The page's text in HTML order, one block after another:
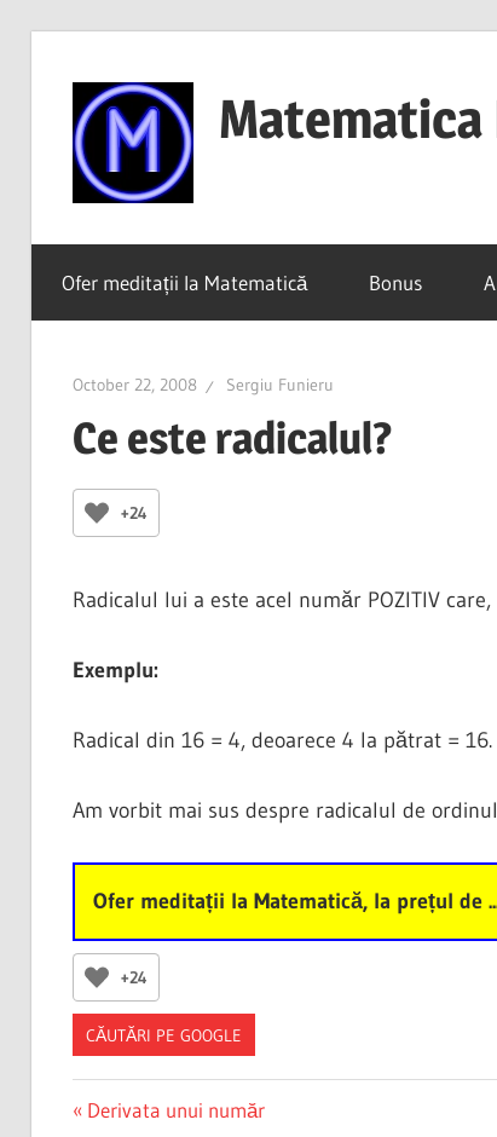
content
Matematica
ales
dacă
o
Ofer meditații la Matematică Bonus
October 22, 2008 Sergiu Funieru
Ce este radicalul?
+24
Radicalul lui a este acel număr POZITIV
Exemplu:
Radical din 16 = 4, deoarece 4 la pătrat = 16.
Am vorbit mai sus despre radicalul de
Ofer meditații la Matematică, la prețul de
+24
CĂUTĂRI PE GOOGLE
Post
Previous
Derivata unui număr